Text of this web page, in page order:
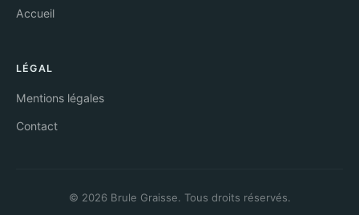
Accueil
LÉGAL
Mentions légales
Contact
© 2026 Brule Graisse. Tous droits réservés.